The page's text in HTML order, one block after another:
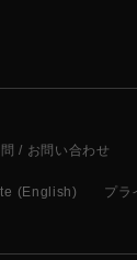
/ お問い合わせ
(English) プラ